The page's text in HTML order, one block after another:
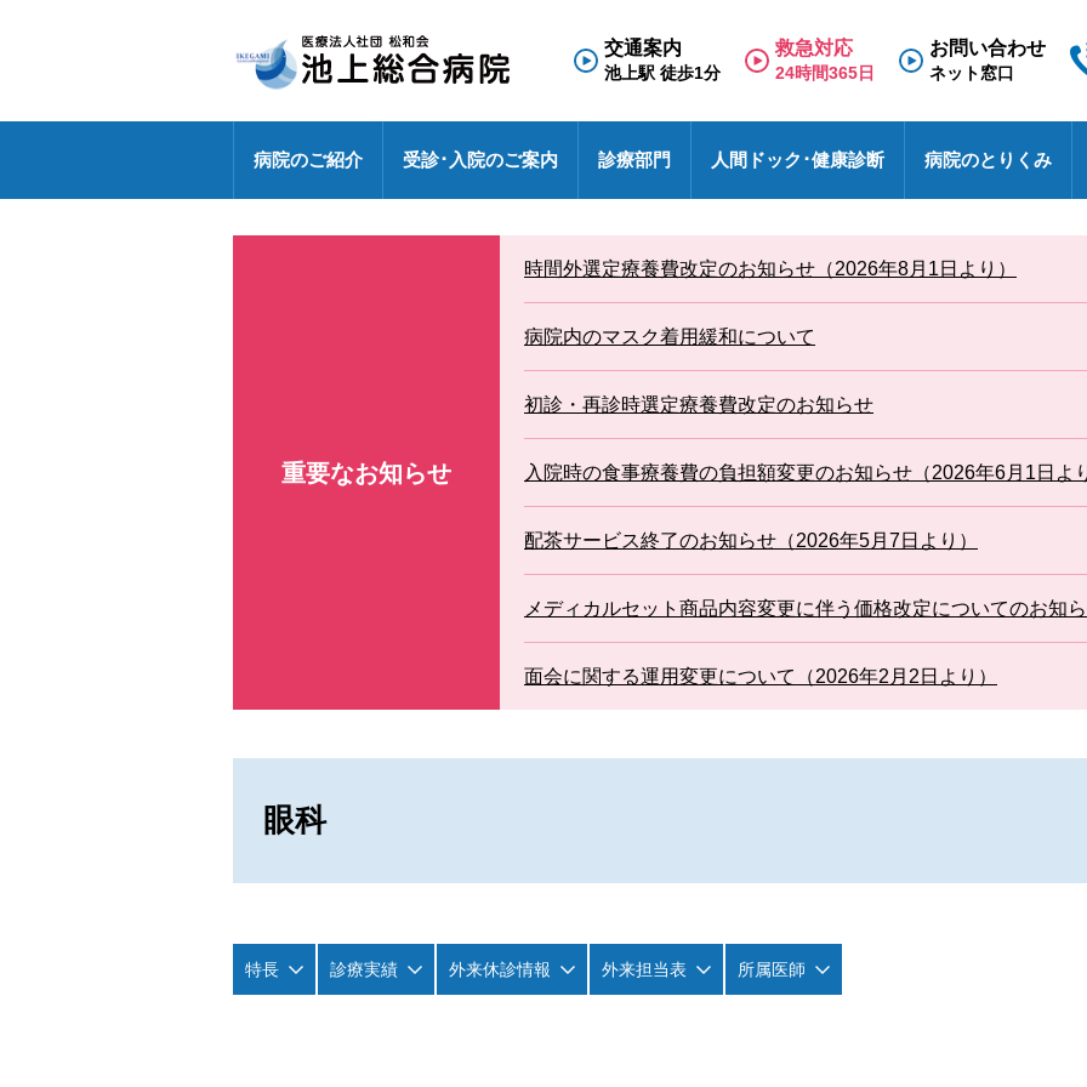
交通案内
池上駅 徒歩1分
救急対応
24時間365日
お問い合わせ
ネット窓口
病院のご紹介
病院における包括同意に関するご案内
ハイブリッド手術室 厚
受診･入院のご案内
専門外来
患者相談窓口
各種文書のお申込み・発行
診療部門 人間ドック･健康診断
人間ドック・健診お問い合わせ
病院のとりくみ
特定行為研修修了者が活躍中 医療安全
DXへの取り組み 池トレ 池
重要なお知らせ
時間外選定療養費改定のお知らせ（2026年8月1日より）
病院内のマスク着用緩和について
初診・再診時選定療養費改定のお知らせ
入院時の食事療養費の負担額変更のお知らせ（2026年6月1日よ
配茶サービス終了のお知らせ（2026年5月7日より）
メディカルセット商品内容変更に伴う価格改定についてのお知
面会に関する運用変更について（2026年2月2日より）
眼科
特長 診療実績 外来休診情報 外来担当表 所属医師